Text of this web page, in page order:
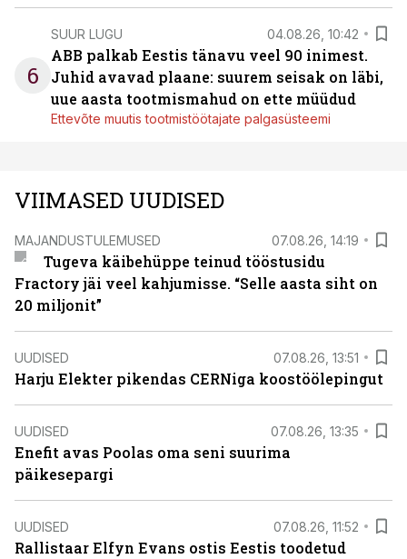
6
SUUR LUGU 04.08.26, 10:42
ABB palkab Eestis tänavu veel 90 inimest.
Juhid avavad plaane: suurem seisak on läbi,
uue aasta tootmismahud on ette müüdud
Ettevõte muutis tootmistöötajate palgasüsteemi
VIIMASED UUDISED
MAJANDUSTULEMUSED 07.08.26, 14:19
Tugeva käibehüppe teinud tööstusidu
Fractory jäi veel kahjumisse. “Selle aasta siht on
20 miljonit”
UUDISED 07.08.26, 13:51
Harju Elekter pikendas CERNiga koostöölepingut
UUDISED 07.08.26, 13:35
Enefit avas Poolas oma seni suurima
päikesepargi
UUDISED 07.08.26, 11:52
Rallistaar Elfyn Evans ostis Eestis toodetud